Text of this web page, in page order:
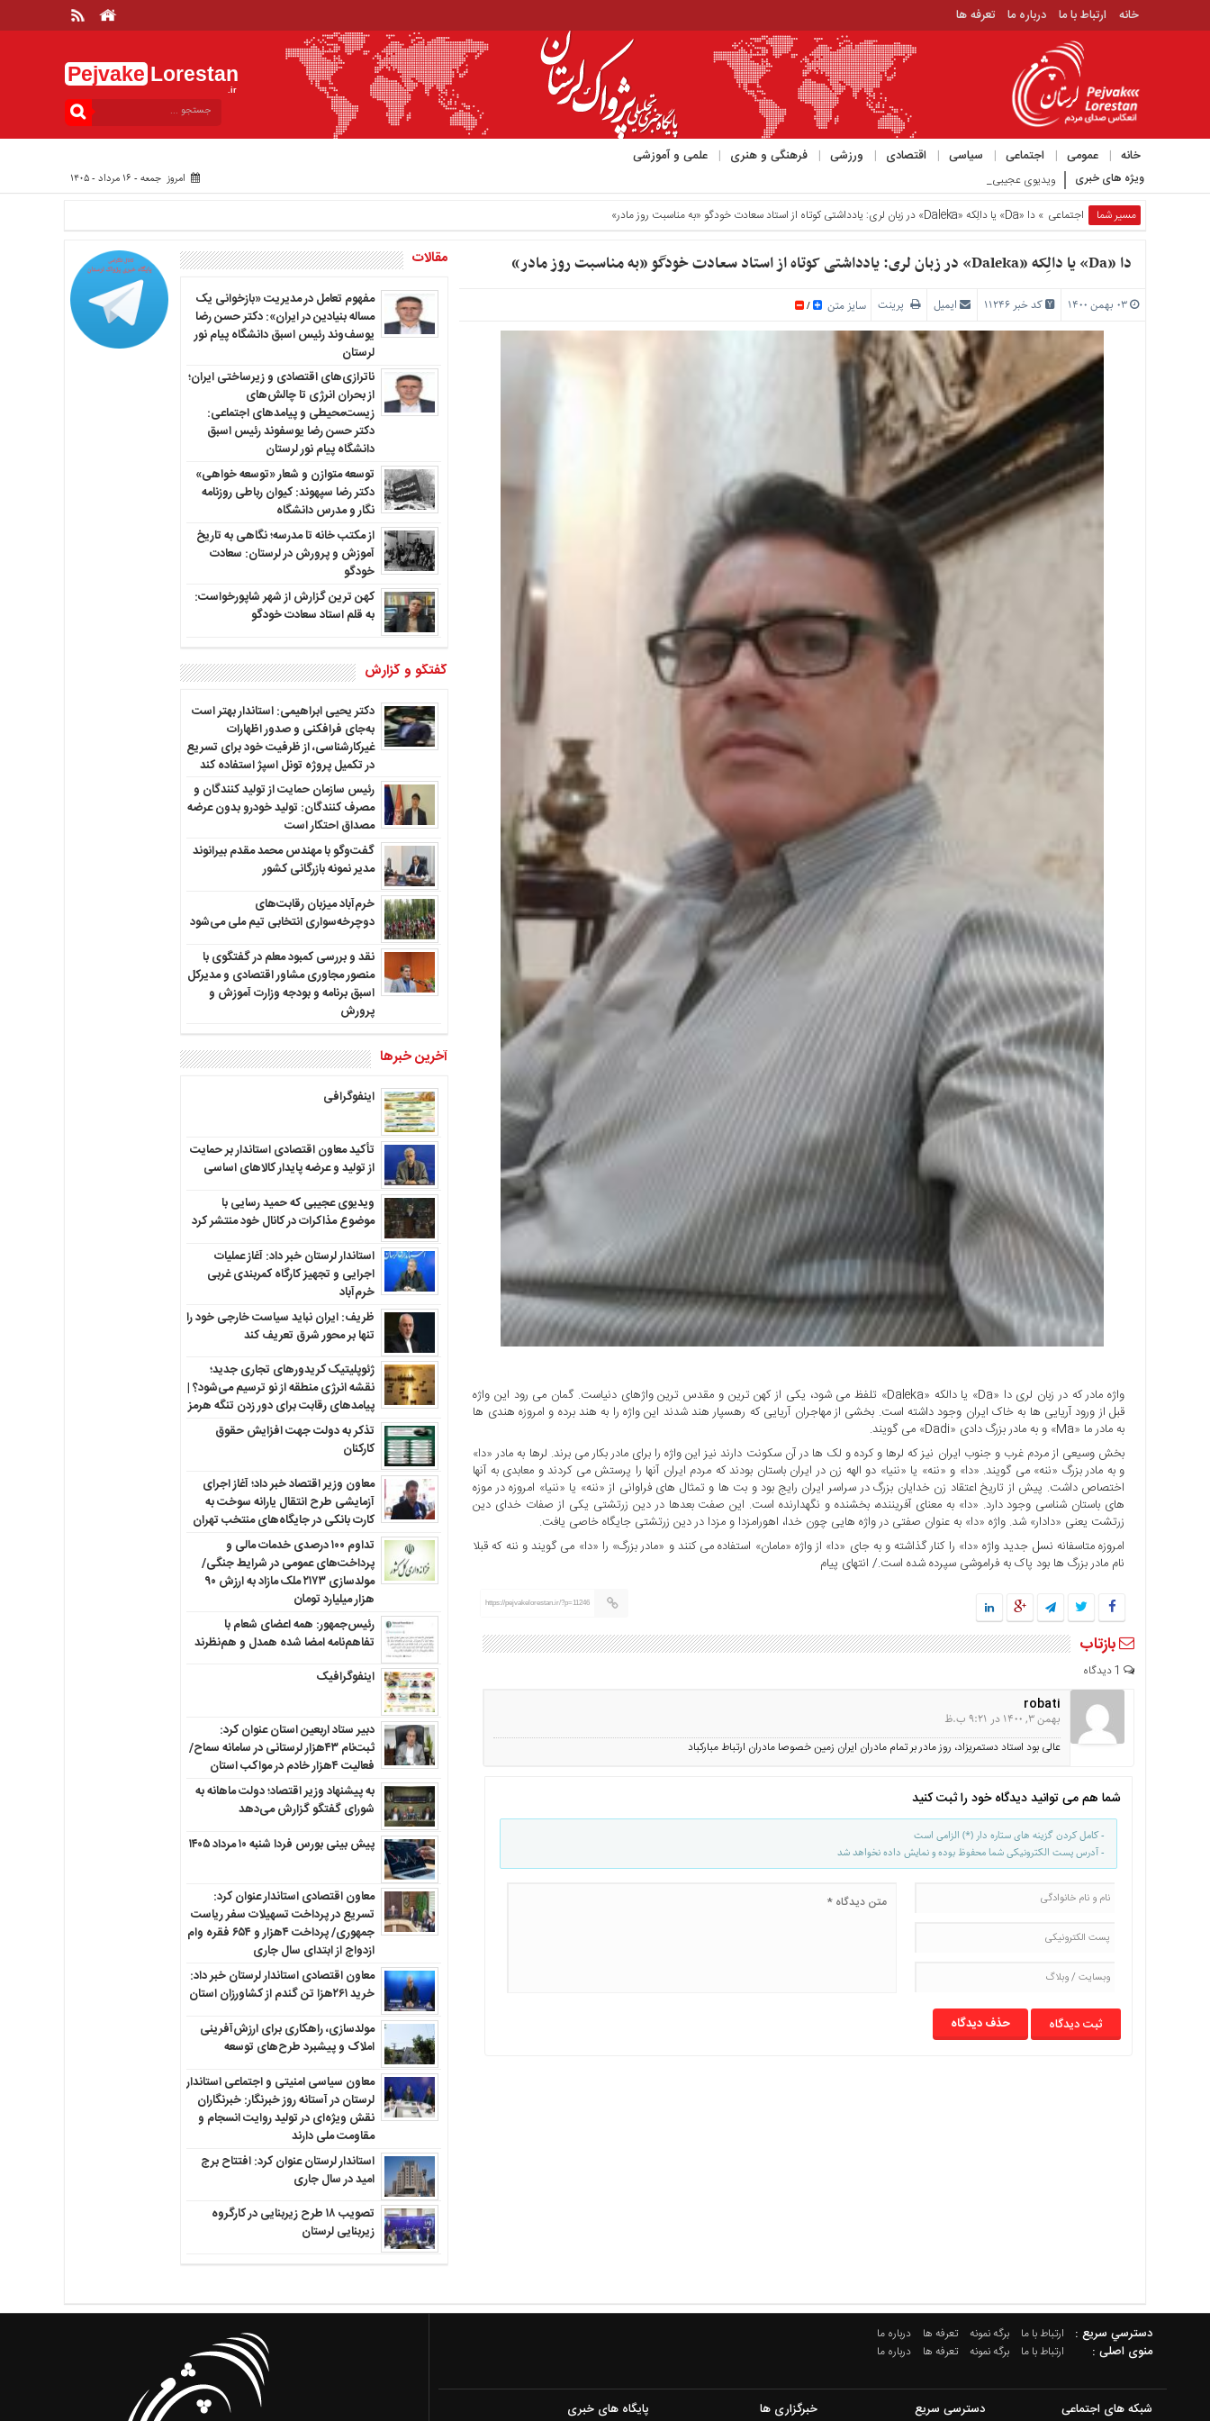
خانه ارتباط با ما درباره ما تعرفه ها
Pejvake Lorestan
.ir
خانه عمومی اجتماعی سیاسی اقتصادی ورزشی فرهنگی و هنری علمی و آموزشی
ارتباط
ویژه های خبری ویدیوی عجیبی که حمید رسایی با موضوع مذاکرات در کانال خود _ امروز جمعه - ۱۶ مرداد - ۱۴۰۵
مسیر شما اجتماعی » دا «Da» یا دالِکه «Daleka» در زبان لری: یادداشتی کوتاه از استاد سعادت خودگو «به مناسبت روز مادر»
دا «Da» یا دالِکه «Daleka» در زبان لری: یادداشتی کوتاه از استاد سعادت خودگو «به مناسبت روز مادر»
کد خبر 11246 ایمیل پرینت سایز متن /
واژه مادر که در زبان لری دا «Da» یا دالکه «Daleka» تلفظ می شود، یکی از کهن ترین و مقدس ترین واژهای دنیاست. گمان می رود این واژه
قبل از ورود آریایی ها به خاک ایران وجود داشته است. بخشی از مهاجران آریایی که رهسپار هند شدند این واژه را به هند برده و امروزه هندی ها
به مادر ما «Ma» و به مادر بزرگ دادی «Dadi» می گویند.
بخش وسیعی از مردم غرب و جنوب ایران نیز که لرها و کرده و لک ها در آن سکونت دارند نیز این واژه را برای مادر بکار می برند. لرها به مادر «دا»
و به مادر بزرگ «ننه» می گویند. «دا» و «ننه» یا «ننیا» دو الهه زن در ایران باستان بودند که مردم ایران آنها را پرستش می کردند و معابدی به آنها
اختصاص داشت. پیش از تاریخ اعتقاد زن خدایان بزرگ در سراسر ایران رایج بود و بت ها و تمثال های فراوانی از «ننه» یا «ننیا» امروزه در موزه
های باستان شناسی وجود دارد. «دا» به معنای آفریننده، بخشنده و نگهدارنده است. این صفت بعدها در دین زرتشتی یکی از صفات خدای دین
زرتشت یعنی «دادار» شد. واژه «دا» به عنوان صفتی در واژه هایی چون خدا، اهورامزدا و مزدا در دین زرتشتی جایگاه خاصی یافت.
امروزه متاسفانه‌ نسل جدید واژه «دا» را کنار گذاشته و به جای «دا» از واژه «مامان» استفاده می کنند و «مادر بزرگ» را «دا» می گویند و ننه که قبلا
نام مادر بزرگ ها بود پاک به فراموشی سپرده شده است./ انتهای پیام
https://pejvakelorestan.ir/?p=11246
بازتاب
robati
بهمن 3, 1400 در 9:21 ب.ظ
عالی بود استاد دستمریزاد، روز مادر بر تمام مادران ایران زمین خصوصا مادران ارتباط مبارکباد
شما هم می توانید دیدگاه خود را ثبت کنید
- کامل کردن گزینه های ستاره دار (*) الزامی است
- آدرس پست الکترونیکی شما محفوظ بوده و نمایش داده نخواهد شد
حذف دیدگاه
مقالات
مفهوم تعامل در مدیریت «بازخوانی یک
مساله بنیادین در ایران»: دکتر حسن رضا
یوسف‌وند رئیس اسبق دانشگاه پیام نور
لرستان
ناترازی‌های اقتصادی و زیرساختی ایران؛
از بحران انرژی تا چالش‌های
زیست‌محیطی و پیامدهای اجتماعی:
دکتر حسن رضا یوسفوند رئیس اسبق
دانشگاه پیام نور لرستان
توسعه متوازن و شعار «توسعه خواهی»
دکتر رضا سپهوند: کیوان رباطی روزنامه
نگار و مدرس دانشگاه
از مکتب خانه تا مدرسه؛ نگاهی به تاریخ
آموزش و پرورش در لرستان: سعادت
خودگو
کهن ترین گزارش از شهر شاپورخواست:
به قلم استاد سعادت خودگو
گفتگو و گزارش
دکتر یحیی ابراهیمی: استاندار بهتر است
به‌جای فرافکنی و صدور اظهارات
غیرکارشناسی، از ظرفیت خود برای تسریع
در تکمیل پروژه تونل اسپژ استفاده کند
رئیس سازمان حمایت از تولید کنندگان و
مصرف کنندگان: تولید خودرو بدون عرضه
مصداق احتکار است
گفت‌وگو با مهندس محمد مقدم بیرانوند
مدیر نمونه بازرگانی کشور
خرم‌آباد میزبان رقابت‌های
دوچرخه‌سواری انتخابی تیم ملی می‌شود
نقد و بررسی کمبود معلم در گفتگوی با
منصور مجاوری مشاور اقتصادی و مدیرکل
اسبق برنامه و بودجه وزارت آموزش و
پرورش
آخرین خبرها
اینفوگرافی
تأکید معاون اقتصادی استاندار بر حمایت
از تولید و عرضه پایدار کالاهای اساسی
ویدیوی عجیبی که حمید رسایی با
موضوع مذاکرات در کانال خود منتشر کرد
استاندار لرستان خبر داد: آغاز عملیات
اجرایی و تجهیز کارگاه کمربندی غربی
خرم‌آباد
ظریف: ایران نباید سیاست خارجی خود را
تنها بر محور شرق تعریف کند
ژئوپلیتیک کریدورهای تجاری جدید؛
نقشه انرژی منطقه‌ از نو ترسیم می‌شود؟ |
پیامدهای رقابت برای دور زدن تنگه هرمز
تذکر به دولت جهت افزایش حقوق
کارکنان ‌
معاون وزیر اقتصاد خبر داد؛ آغاز اجرای
آزمایشی طرح انتقال یارانه سوخت به
کارت بانکی در جایگاه‌های منتخب تهران
تداوم ۱۰۰ درصدی خدمات مالی و
پرداخت‌های عمومی در شرایط جنگی/
مولدسازی ۲۱۷۳ ملک مازاد به ارزش ۹۰
هزار میلیارد تومان
رئیس‌جمهور: همه اعضای شعام با
تفاهم‌نامه امضا شده همدل و هم‌نظرند
اینفوگرافیک
دبیر ستاد اربعین استان عنوان کرد:
ثبت‌نام ۴۳هزار لرستانی در سامانه سماح/
فعالیت ۴هزار خادم در مواکب استان
به پیشنهاد وزیر اقتصاد؛ دولت ماهانه به
شورای گفتگو گزارش می‌دهد
پیش بینی بورس فردا شنبه ۱۰ مرداد ۱۴۰۵
معاون اقتصادی استاندار عنوان کرد:
تسریع در پرداخت تسهیلات سفر ریاست
جمهوری/ پرداخت ۴هزار و ۶۵۴ فقره وام
ازدواج از ابتدای سال جاری
معاون اقتصادی استاندار لرستان خبر داد:
خرید ۲۶۱هزا تن گندم از کشاورزان استان
مولدسازی، راهکاری برای ارزش‌آفرینی
املاک و پیشبرد طرح‌های توسعه
معاون سیاسی امنیتی و اجتماعی استاندار
لرستان در آستانه روز خبرنگار: خبرنگاران
نقش ویژه‌ای در تولید روایت انسجام و
مقاومت ملی دارند
استاندار لرستان عنوان کرد: افتتاح برج
امید در سال جاری
تصویب ۱۸ طرح زیربنایی در کارگروه
زیربنایی لرستان
دسترسي سريع : ارتباط با ما برگه نمونه تعرفه ها درباره ما
منوی اصلی : ارتباط با ما برگه نمونه تعرفه ها درباره ما
شبکه های اجتماعی دسترسی سریع خبرگزاری ها پایگاه های خبری